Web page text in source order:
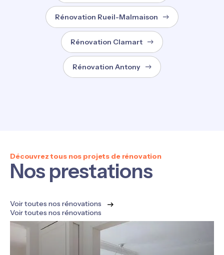
Rénovation Rueil-Malmaison
Rénovation Clamart
Rénovation Antony
Découvrez tous nos projets de rénovation
Nos prestations
Voir toutes nos rénovations
Voir toutes nos rénovations